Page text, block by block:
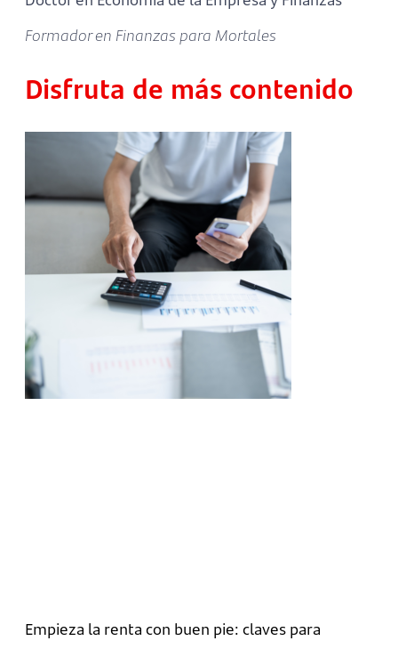
Formador en Finanzas para Mortales
Disfruta de más contenido
Empieza la renta con buen pie: claves para